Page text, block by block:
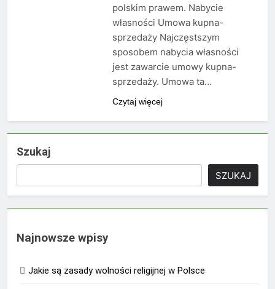
polskim prawem. Nabycie
własności Umowa kupna-
sprzedaży Najczęstszym
sposobem nabycia własności
jest zawarcie umowy kupna-
sprzedaży. Umowa ta…
Czytaj więcej
Szukaj
SZUKAJ
Najnowsze wpisy
Jakie są zasady wolności religijnej w Polsce